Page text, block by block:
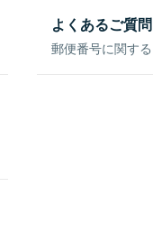
よくあるご質
郵便番号に関す